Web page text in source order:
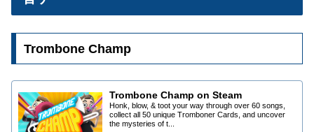
Trombone Champ
Trombone Champ on Steam
Honk, blow, & toot your way through over 60 songs,
collect all 50 unique Tromboner Cards, and uncover
the mysteries of t...